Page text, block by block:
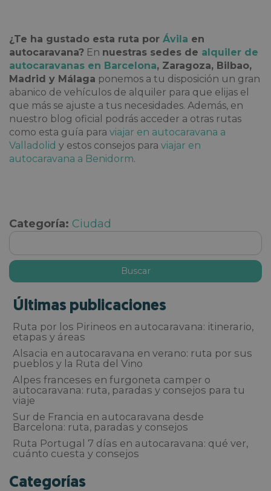
¿Te ha gustado esta ruta por Ávila en
autocaravana? En nuestras sedes de alquiler de
autocaravanas en Barcelona, Zaragoza, Bilbao,
Madrid y Málaga ponemos a tu disposición un gran
abanico de vehículos de alquiler para que elijas el
que más se ajuste a tus necesidades. Además, en
nuestro blog oficial podrás acceder a otras rutas
como esta guía para viajar en autocaravana a
Valladolid y estos consejos para viajar en
autocaravana a Benidorm.
Categoría: Ciudad
Últimas publicaciones
Ruta por los Pirineos en autocaravana: itinerario,
etapas y áreas
Alsacia en autocaravana en verano: ruta por sus
pueblos y la Ruta del Vino
Alpes franceses en furgoneta camper o
autocaravana: ruta, paradas y consejos para tu
viaje
Sur de Francia en autocaravana desde
Barcelona: ruta, paradas y consejos
Ruta Portugal 7 días en autocaravana: qué ver,
cuánto cuesta y consejos
Categorías